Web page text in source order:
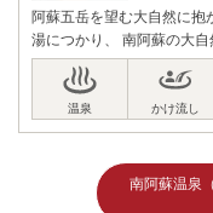
阿蘇五岳を望む大自然に抱
湯につかり、 南阿蘇の大
南阿蘇温泉